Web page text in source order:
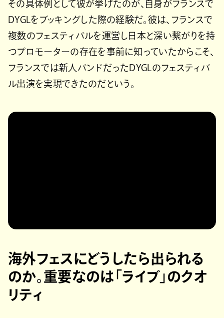
その具体例として彼が挙げたのが、自身がフランスで
DYGLをブッキングした際の経験だ。彼は、フランスで
複数のフェスティバルを運営し日本と深い繋がりを持
つプロモーターの存在を事前に知っていたからこそ、
フランスでは新人バンドだったDYGLのフェスティバ
ル出演を実現できたのだという。
https://youtu.be/xK-oDb741OM?
海外フェスにどうしたら出られる
のか。重要なのは「ライブ」のクオ
リティ